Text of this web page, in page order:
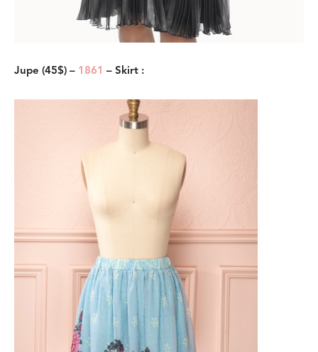
Jupe (45$) – 1861 – Skirt :